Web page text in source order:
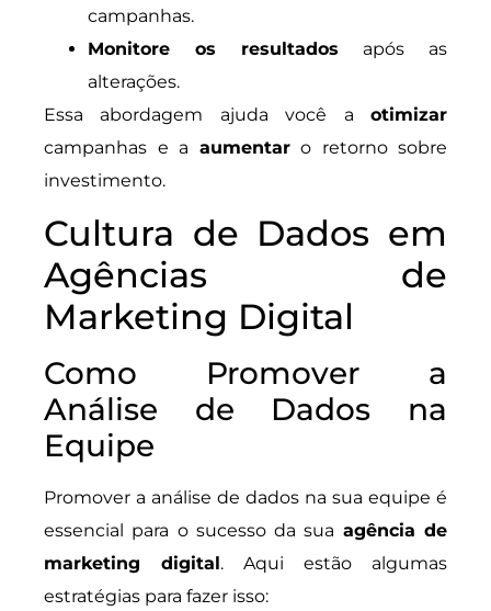
campanhas.
Monitore os resultados após as
alterações.
Essa abordagem ajuda você a otimizar
campanhas e a aumentaro retorno sobre
investimento.
Cultura de Dados em
Agências de
Marketing Digital
Como Promover a
Análise de Dados na
Equipe
Promover a análise de dados na sua equipe é
essencial para o sucesso da sua agência de
marketing digital. Aqui estão algumas
estratégias para fazer isso: